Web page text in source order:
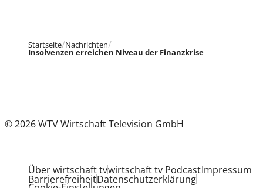
Startseite Nachrichten
Insolvenzen erreichen Niveau der Finanzkrise
© 2026 WTV Wirtschaft Television GmbH
Über wirtschaft tvwirtschaft tv PodcastImpressum
BarrierefreiheitDatenschutzerklärung